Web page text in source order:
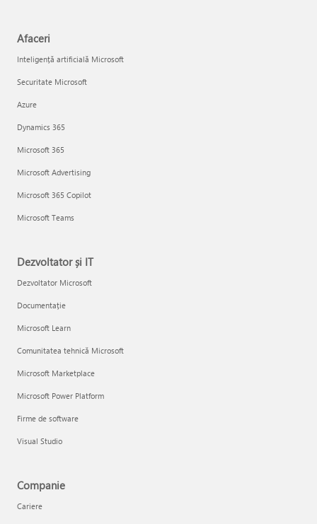
Afaceri
Inteligență artificială Microsoft
Securitate Microsoft
Azure
Dynamics 365
Microsoft 365
Microsoft Advertising
Microsoft 365 Copilot
Microsoft Teams
Dezvoltator și IT
Dezvoltator Microsoft
Documentație
Microsoft Learn
Comunitatea tehnică Microsoft
Microsoft Marketplace
Microsoft Power Platform
Firme de software
Visual Studio
Companie
Cariere